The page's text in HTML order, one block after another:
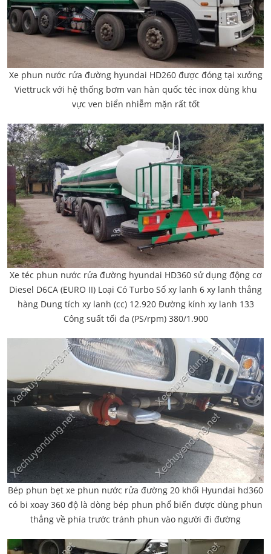
Xe phun nước rửa đường hyundai HD260 được đóng tại xưởng
Viettruck với hệ thống bơm van hàn quốc téc inox dùng khu
vực ven biển nhiễm mặn rất tốt
Xe téc phun nước rửa đường hyundai HD360 sử dụng động cơ
Diesel D6CA (EURO II) Loại Có Turbo Số xy lanh 6 xy lanh thẳng
hàng Dung tích xy lanh (cc) 12.920 Đường kính xy lanh 133
Công suất tối đa (PS/rpm) 380/1.900
Bép phun bẹt xe phun nước rửa đường 20 khối Hyundai hd360
có bi xoay 360 độ là dòng bép phun phổ biến được dùng phun
thẳng về phía trước tránh phun vào người đi đường